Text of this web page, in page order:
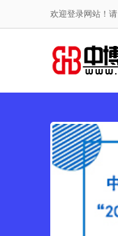
欢迎登录网站！请